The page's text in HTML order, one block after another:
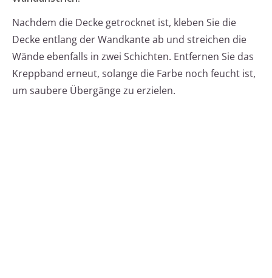
Nachdem die Decke getrocknet ist, kleben Sie die
Decke entlang der Wandkante ab und streichen die
Wände ebenfalls in zwei Schichten. Entfernen Sie das
Kreppband erneut, solange die Farbe noch feucht ist,
um saubere Übergänge zu erzielen.